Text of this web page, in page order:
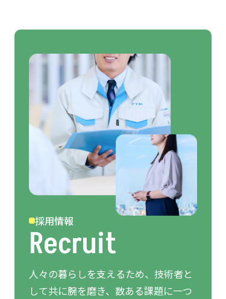
採用情報
Recruit
人々の暮らしを支えるため、技術者と
して共に腕を磨き、数ある課題に一つ